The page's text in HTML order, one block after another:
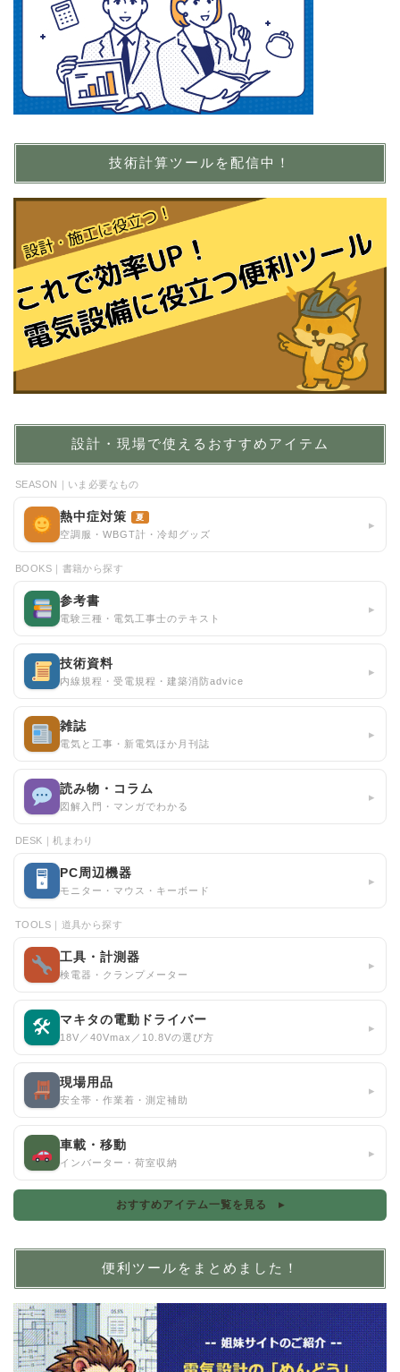
技術計算ツールを配信中！
設計・現場で使えるおすすめアイテム
SEASON｜いま必要なもの
熱中症対策 夏
空調服・WBGT計・冷却グッズ
▸
BOOKS｜書籍から探す
参考書
電験三種・電気工事士のテキスト
▸
技術資料
内線規程・受電規程・建築消防advice
▸
雑誌
電気と工事・新電気ほか月刊誌
▸
読み物・コラム
図解入門・マンガでわかる
▸
DESK｜机まわり
🖥 PC周辺機器
モニター・マウス・キーボード
▸
TOOLS｜道具から探す
工具・計測器
検電器・クランプメーター
▸
🛠 マキタの電動ドライバー
18V／40Vmax／10.8Vの選び方
▸
現場用品
安全帯・作業着・測定補助
▸
車載・移動
インバーター・荷室収納
▸
おすすめアイテム一覧を見る ▸
便利ツールをまとめました！